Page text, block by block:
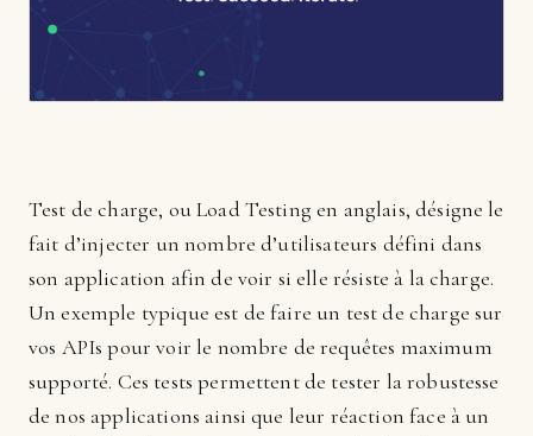
Test de charge, ou Load Testing en anglais, désigne le
fait d’injecter un nombre d’utilisateurs défini dans
son application afin de voir si elle résiste à la charge.
Un exemple typique est de faire un test de charge sur
vos APIs pour voir le nombre de requêtes maximum
supporté. Ces tests permettent de tester la robustesse
de nos applications ainsi que leur réaction face à un